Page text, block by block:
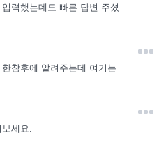
력했는데도 빠른 답변 주셨
참후에 알려주는데 여기는
세요.